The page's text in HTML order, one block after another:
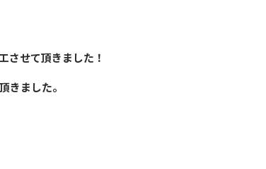
させて頂きました！
きました。